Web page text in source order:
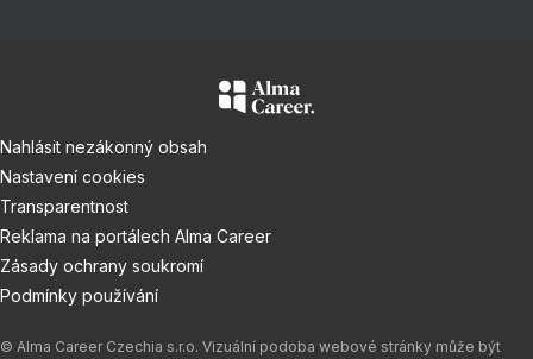
Nahlásit nezákonný obsah
Nastavení cookies
Transparentnost
Reklama na portálech Alma Career
Zásady ochrany soukromí
Podmínky používání
© Alma Career Czechia s.r.o. Vizuální podoba webové stránky může být